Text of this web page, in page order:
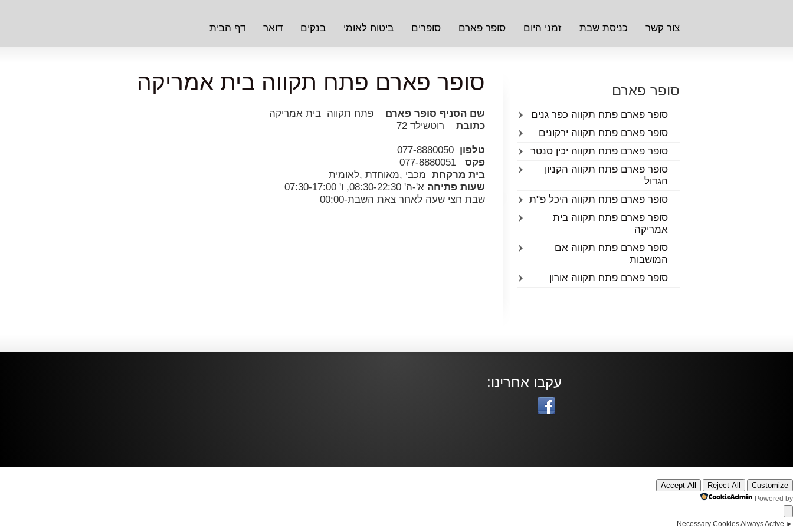
דף הבית דואר בנקים ביטוח לאומי סופרים סופר פארם זמני היום כניסת שבת צור קשר
סופר פארם פתח תקווה בית אמריקה
שם הסניף סופר פארם פתח תקווה בית אמריקה
כתובת רוטשילד 72
טלפון 077-8880050
פקס 077-8880051
בית מרקחת מכבי ,מאוחדת ,לאומית
שעות פתיחה א'-ה' 08:30-22:30, ו' 07:30-17:00
שבת חצי שעה לאחר צאת השבת-00:00
סופר פארם
סופר פארם פתח תקווה כפר גנים
סופר פארם פתח תקווה ירקונים
סופר פארם פתח תקווה יכין סנטר
סופר פארם פתח תקווה הקניון
הגדול
סופר פארם פתח תקווה היכל פ"ת
סופר פארם פתח תקווה בית
אמריקה
סופר פארם פתח תקווה אם
המושבות
סופר פארם פתח תקווה אורון
עקבו אחרינו:
Customize
Reject All
Accept All
Powered by
►
Necessary CookiesAlways Active